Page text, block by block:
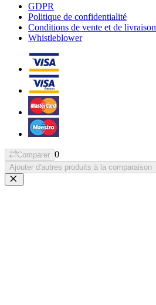
GDPR
Politique de confidentialité
Conditions de vente et de livraison
Whistleblower
Comparer 0
Ajouter d'autres produits à la comparaison